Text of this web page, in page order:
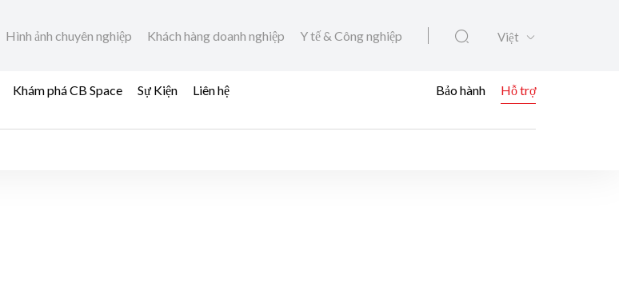
Hình ảnh chuyên nghiệp Khách hàng doanh nghiệp Y tế & Công nghiệp Việt
Khám phá CB Space Sự Kiện Liên hệ Bảo hành Hỗ trợ